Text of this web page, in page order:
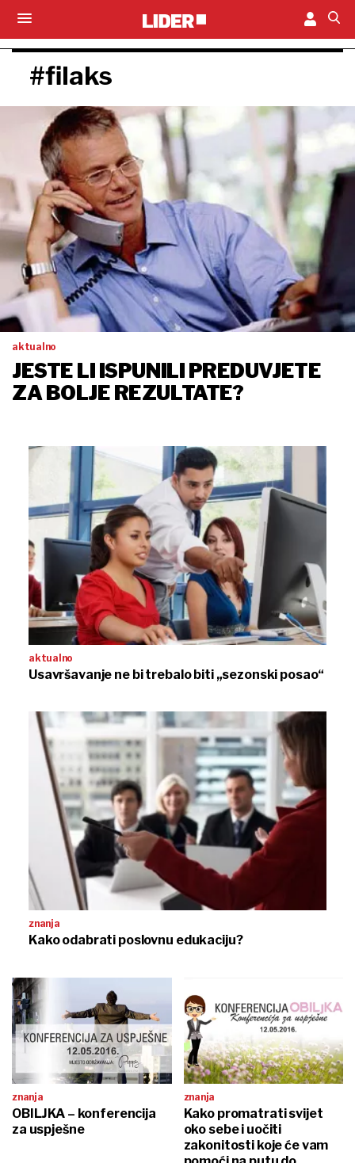
#filaks
aktualno
JESTE LI ISPUNILI PREDUVJETE
ZA BOLJE REZULTATE?
aktualno
Usavršavanje ne bi trebalo biti „sezonski posao“
znanja
Kako odabrati poslovnu edukaciju?
znanja
OBILJKA – konferencija
za uspješne
znanja
Kako promatrati svijet
oko sebe i uočiti
zakonitosti koje će vam